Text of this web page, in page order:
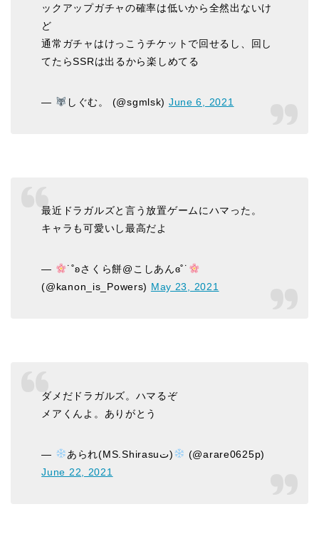
ックアップガチャの確率は低いから全然出ないけ
ど
通常ガチャはけっこうチケットで回せるし、回し
てたらSSRは出るから楽しめてる
— しぐむ。 (@sgmlsk) June 6, 2021
最近ドラガルズと言う放置ゲームにハマった。
キャラも可愛いし最高だよ
—
˙˚ʚさくら餅@こしあんɞ˚˙
(@kanon_is_Powers) May 23, 2021
ダメだドラガルズ。ハマるぞ
メアくんよ。ありがとう
— あられ(MS.Shirasuت)
(@arare0625p)
June 22, 2021